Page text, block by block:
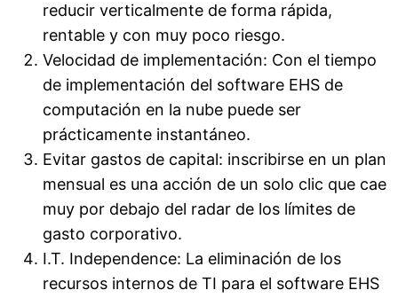
reducir verticalmente de forma rápida,
rentable y con muy poco riesgo.
Velocidad de implementación: Con el tiempo
de implementación del software EHS de
computación en la nube puede ser
prácticamente instantáneo.
Evitar gastos de capital: inscribirse en un plan
mensual es una acción de un solo clic que cae
muy por debajo del radar de los límites de
gasto corporativo.
I.T. Independence: La eliminación de los
recursos internos de TI para el software EHS